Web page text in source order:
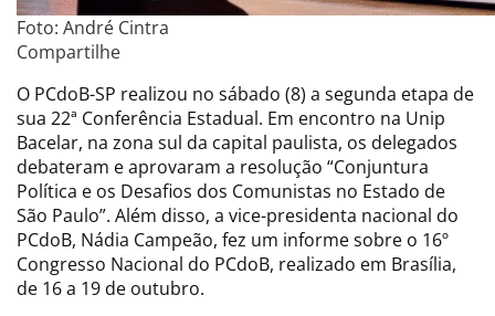
Foto: André Cintra
Compartilhe
O PCdoB-SP realizou no sábado (8) a segunda etapa de
sua 22ª Conferência Estadual. Em encontro na Unip
Bacelar, na zona sul da capital paulista, os delegados
debateram e aprovaram a resolução “Conjuntura
Política e os Desafios dos Comunistas no Estado de
São Paulo”. Além disso, a vice-presidenta nacional do
PCdoB, Nádia Campeão, fez um informe sobre o 16º
Congresso Nacional do PCdoB, realizado em Brasília,
de 16 a 19 de outubro.